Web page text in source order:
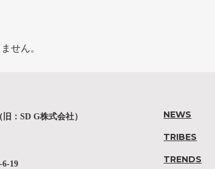
せん。
：SD G株式会社）
19
NEWS
TRIBES
TRENDS